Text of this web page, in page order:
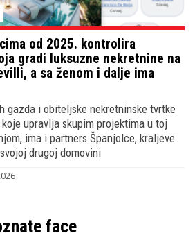
od 2025. kontrolira
gradi luksuzne nekretnine na
a sa ženom i dalje ima
gazda i obiteljske nekretninske tvrtke
upravlja skupim projektima u toj
ima i partners Španjolce, kraljeve
drugoj domovini
face